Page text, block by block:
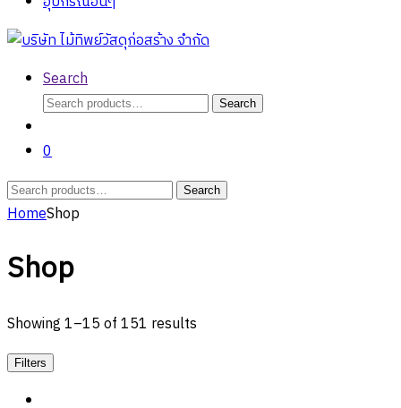
Search
Search
Search
0
Search
for:
Search
HomeShop
Shop
Showing 1–15 of 151 results
Filters